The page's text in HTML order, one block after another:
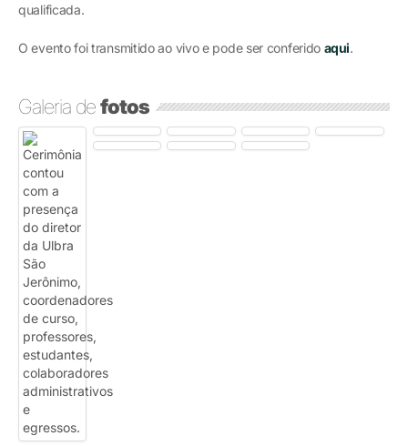
qualificada.
O evento foi transmitido ao vivo e pode ser conferido aqui.
Galeria defotos